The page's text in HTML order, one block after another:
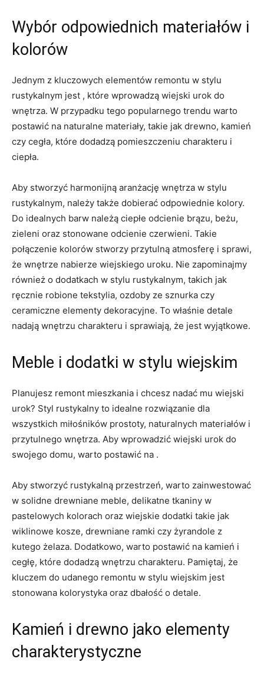
Wybór odpowiednich materiałów i
kolorów
Jednym‌ z ⁤kluczowych elementów remontu w stylu
rustykalnym jest , które wprowadzą ⁤wiejski​ urok do
wnętrza. W przypadku⁤ tego popularnego trendu⁢ warto
postawić na naturalne materiały, takie jak drewno, kamień
czy cegła, które dodadzą pomieszczeniu charakteru​ i
ciepła.
Aby stworzyć harmonijną aranżację wnętrza w stylu
rustykalnym, należy także dobierać odpowiednie ‍kolory.
Do idealnych barw należą ciepłe odcienie brązu, beżu,
zieleni oraz stonowane odcienie czerwieni. Takie
połączenie kolorów stworzy przytulną atmosferę i sprawi,
że wnętrze nabierze wiejskiego uroku. Nie zapominajmy
również o dodatkach w stylu rustykalnym, takich jak
ręcznie robione tekstylia, ozdoby ze sznurka czy
ceramiczne elementy ⁣dekoracyjne. ⁣To właśnie detale
nadają wnętrzu charakteru i sprawiają, że jest wyjątkowe.
Meble i⁣ dodatki w stylu wiejskim
Planujesz ‌remont mieszkania i‍ chcesz nadać mu⁢ wiejski
urok? Styl rustykalny ⁤to idealne rozwiązanie dla
⁣wszystkich miłośników prostoty, ⁢naturalnych materiałów i
przytulnego wnętrza. Aby wprowadzić wiejski urok do
swojego domu, warto postawić na .
Aby stworzyć rustykalną przestrzeń, warto zainwestować
w solidne drewniane​ meble, delikatne tkaniny​ w‌
pastelowych kolorach oraz wiejskie dodatki takie jak
wiklinowe kosze, drewniane ramki czy⁢ żyrandole ​z
kutego żelaza. ⁢Dodatkowo, warto postawić na kamień i
cegłę, które ‍dodadzą wnętrzu charakteru. Pamiętaj, że
kluczem do udanego remontu‌ w stylu wiejskim jest
⁣stonowana kolorystyka oraz dbałość o detale.
Kamień i drewno ‍jako elementy
charakterystyczne